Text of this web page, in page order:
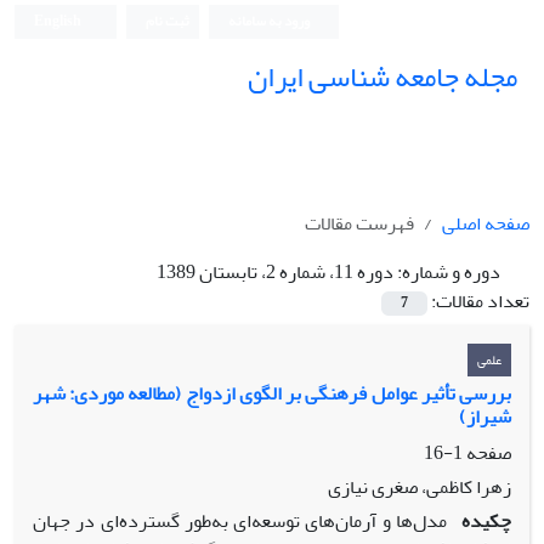
مجله جامعه شناسی ایران
صفحه اصلی
فهرست مقالات
دوره و شماره:دوره 11، شماره 2، تابستان 1389
تعداد مقالات:
7
علمی
بررسى تأثیر عوامل فرهنگى بر الگوى ازدواج (مطالعه موردى: شهر
شیراز)
صفحه1-16
زهرا کاظمى، صغرى نیازى
چکیده مدل‌ها و آرمان‌هاى توسعه‌اى به‌طور گسترده‌اى در جهان